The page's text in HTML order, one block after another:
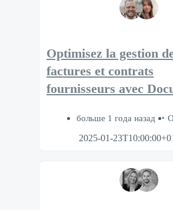
Optimisez la gestion
factures et contrats
fournisseurs avec
больше 1 года назад
2025-01-